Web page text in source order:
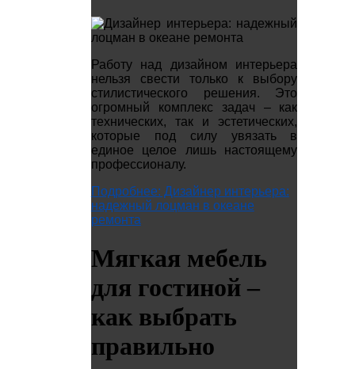
Работу над дизайном интерьера
нельзя свести только к выбору
стилистического решения. Это
огромный комплекс задач – как
технических, так и эстетических,
которые под силу увязать в
единое целое лишь настоящему
профессионалу.
Подробнее: Дизайнер интерьера:
надежный лоцман в океане
ремонта
Мягкая мебель
для гостиной –
как выбрать
правильно